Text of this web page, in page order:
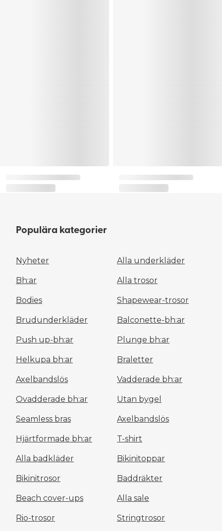
Populära kategorier
Nyheter Alla underkläder
Bh:ar Alla trosor
Bodies Shapewear-trosor
Brudunderkläder Balconette-bh:ar
Push up-bh:ar Plunge bh:ar
Helkupa bh:ar Braletter
Axelbandslös Vadderade bh:ar
Ovadderade bh:ar Utan bygel
Seamless bras Axelbandslös
Hjärtformade bh:ar T-shirt
Alla badkläder Bikinitoppar
Bikinitrosor Baddräkter
Beach cover-ups Alla sale
Rio-trosor Stringtrosor